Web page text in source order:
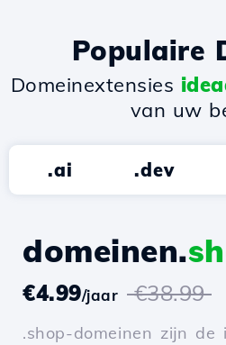
Populaire
Domeinextensies
van uw
.ai .dev
domeinen.
€4.99/jaar €38.99
.shop-domeinen zijn de